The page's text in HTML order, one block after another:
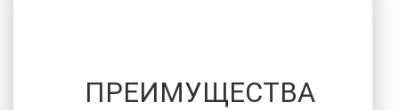
ПРЕИМУЩЕСТВА